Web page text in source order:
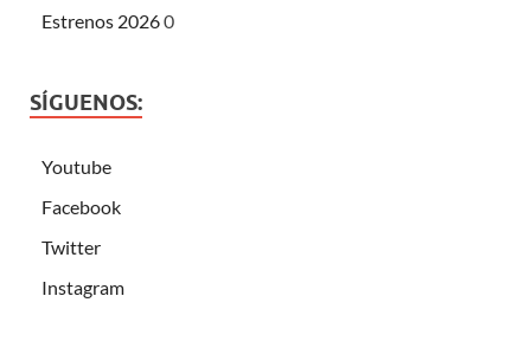
Estrenos 20260
SÍGUENOS:
Youtube
Facebook
Twitter
Instagram